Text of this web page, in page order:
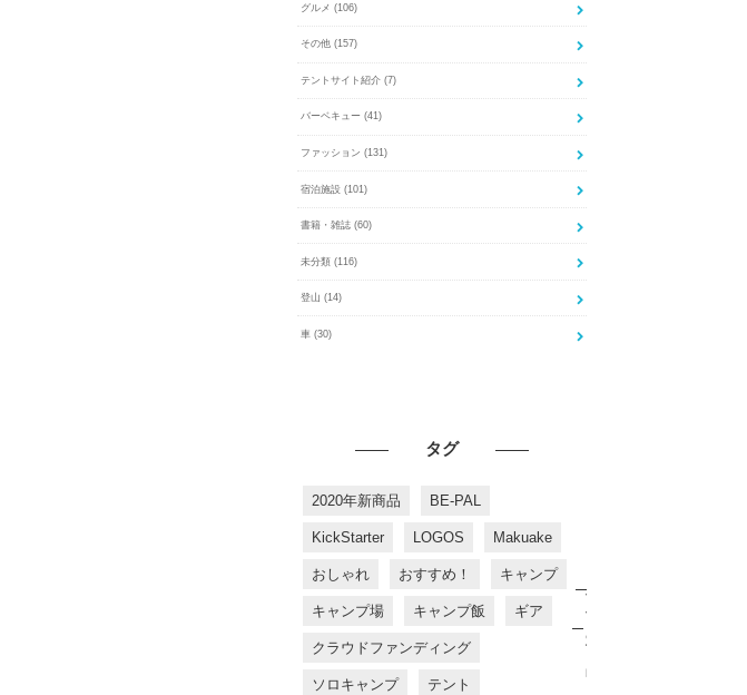
グルメ (106)
その他 (157)
テントサイト紹介 (7)
バーベキュー (41)
ファッション (131)
宿泊施設 (101)
書籍・雑誌 (60)
未分類 (116)
登山 (14)
車 (30)
タグ
2020年新商品 BE-PAL
KickStarter LOGOS Makuake
おしゃれ おすすめ！ キャンプ
キャンプ場 キャンプ飯 ギア
クラウドファンディング
ソロキャンプ テント
す
す
め
商
品